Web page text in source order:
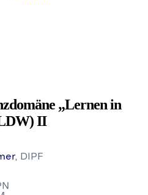
„Lernen in
II
, DIPF